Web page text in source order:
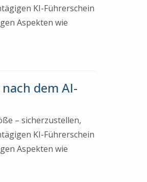
KI-Führerschein
Aspekten wie
dem AI-
– sicherzustellen,
KI-Führerschein
Aspekten wie